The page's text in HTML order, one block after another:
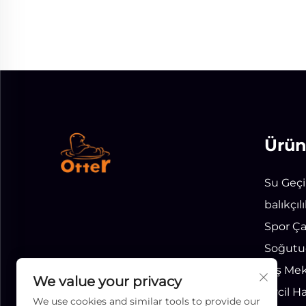
Su
Spor
Dış
Evcil
We value your privacy
We use cookies and similar tools to provide our